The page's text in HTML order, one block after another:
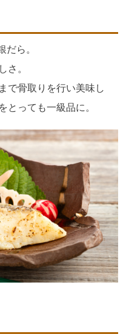
だら。
さ。
で骨取りを行い美味し
とっても一級品に。